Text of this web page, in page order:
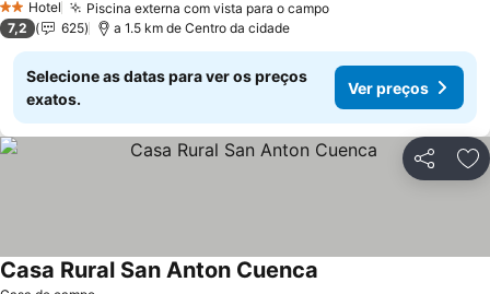
2 Estrelas
Hotel Piscina externa com vista para o campoVer preços
7,2 625 a 1.5 km de Centro da cidade
Selecione as datas para ver os preços
exatos.
Ver preços
Partilhar
Casa Rural San Anton Cuenca